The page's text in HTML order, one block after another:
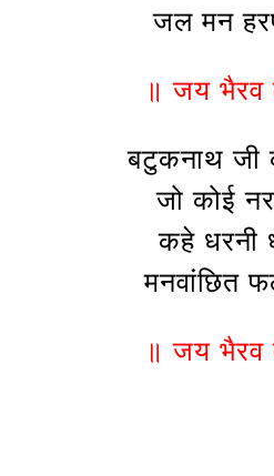
जल मन
॥ जय भैरव
बटुकनाथ जी
जो कोई
कहे धरनी
मनवांछित
॥ जय भैरव